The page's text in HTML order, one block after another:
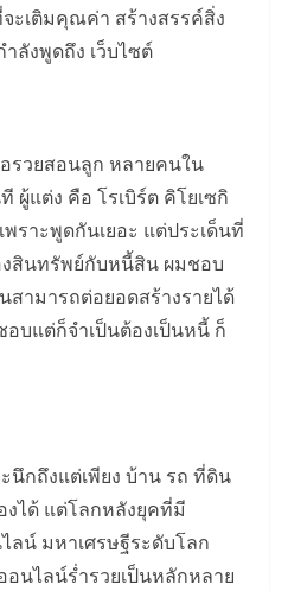
ะเติมคุณค่า สร้างสรรค์สิ่ง
ลังพูดถึง เว็บไซต์
รวยสอนลูก หลายคนใน
ผู้แต่ง คือ โรเบิร์ต คิโยเซกิ
ราะพูดกันเยอะ แต่ประเด็นที่
งสินทรัพย์กับหนี้สิน ผมชอบ
สามารถต่อยอดสร้างรายได้
บแต่ก็จำเป็นต้องเป็นหนี้ ก็
นึกถึงแต่เพียง บ้าน รถ ที่ดิน
ได้ แต่โลกหลังยุคที่มี
ลน์ มหาเศรษฐีระดับโลก
นไลน์ร่ำรวยเป็นหลักหลาย